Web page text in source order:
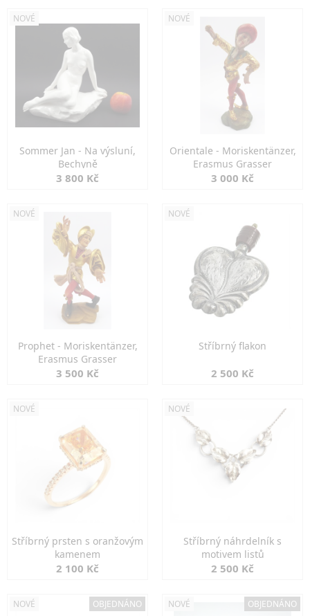
NOVÉ
Sommer Jan - Na výsluní,
Bechyně
3 800 Kč
NOVÉ
Orientale - Moriskentänzer,
Erasmus Grasser
3 000 Kč
NOVÉ
Prophet - Moriskentänzer,
Erasmus Grasser
3 500 Kč
NOVÉ
Stříbrný flakon
2 500 Kč
NOVÉ
Stříbrný prsten s oranžovým
kamenem
2 100 Kč
NOVÉ
Stříbrný náhrdelník s
motivem listů
2 500 Kč
NOVÉ OBJEDNÁNO NOVÉ OBJEDNÁNO